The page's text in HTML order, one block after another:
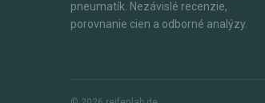
pneumatík. Nezávislé recenzie,
porovnanie cien a odborné analýzy.